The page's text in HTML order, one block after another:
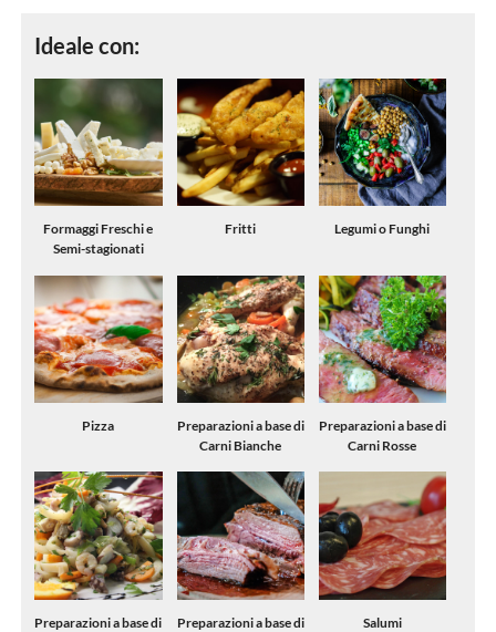
Ideale con:
Formaggi Freschi e
Semi-stagionati
Fritti Legumi o Funghi
Pizza
Preparazioni a base di
Carni Bianche
Preparazioni a base di
Carni Rosse
Preparazioni a base di
Preparazioni a base di
Salumi